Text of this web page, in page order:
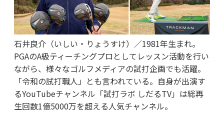
石井良介（いしい・りょうすけ）／1981年生まれ。
PGAのA級ティーチングプロとしてレッスン活動を行い
ながら、様々なゴルフメディアの試打企画でも活躍。
「令和の試打職人」とも言われている。自身が出演す
るYouTubeチャンネル「試打ラボ しだるTV」は総再
生回数1億5000万を超える人気チャンネル。